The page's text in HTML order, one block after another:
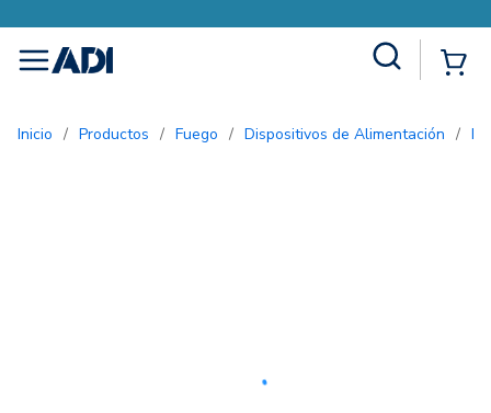
menu
Inicio / Productos / Fuego / Dispositivos de Alimentación /